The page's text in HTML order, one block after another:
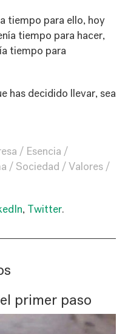
tiempo para ello, hoy
tiempo para hacer,
tiempo para
has decidido llevar, sea
Esencia
Sociedad
Valores
, Twitter.
primer paso